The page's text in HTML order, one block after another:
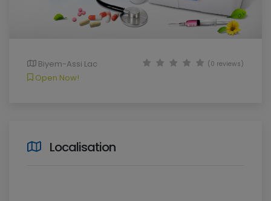
Biyem-Assi Lac (0 reviews)
Open Now!
Localisation